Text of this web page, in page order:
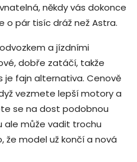
někdy vás dokonce
o pár tisíc dráž než Astra.
a jízdními
dobře zatáčí, takže
je fajn alternativa. Cenově
vezmete lepší motory a
se na dost podobnou
ale může vadit trochu
že model už končí a nová